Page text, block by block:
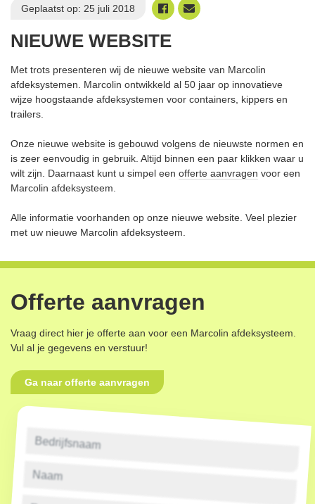
Geplaatst op: 25 juli 2018
NIEUWE WEBSITE
Met trots presenteren wij de nieuwe website van Marcolin
afdeksystemen. Marcolin ontwikkeld al 50 jaar op innovatieve
wijze hoogstaande afdeksystemen voor containers, kippers en
trailers.
Onze nieuwe website is gebouwd volgens de nieuwste normen en
is zeer eenvoudig in gebruik. Altijd binnen een paar klikken waar u
wilt zijn. Daarnaast kunt u simpel een offerte aanvragen voor een
Marcolin afdeksysteem.
Alle informatie voorhanden op onze nieuwe website. Veel plezier
met uw nieuwe Marcolin afdeksysteem.
Offerte aanvragen
Vraag direct hier je offerte aan voor een Marcolin afdeksysteem.
Vul al je gegevens en verstuur!
Ga naar offerte aanvragen